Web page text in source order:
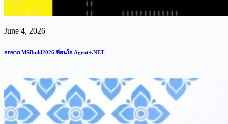
June 4, 2026
จดจาก MSBuild2026 ที่สนใจ Agent+.NET